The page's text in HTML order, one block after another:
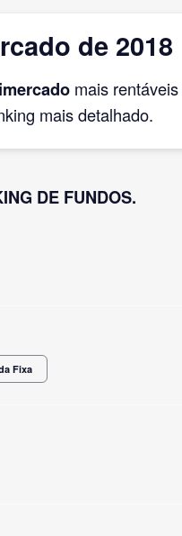
de 2018
mais rentáveis
mais detalhado.
DE FUNDOS.
Fixa